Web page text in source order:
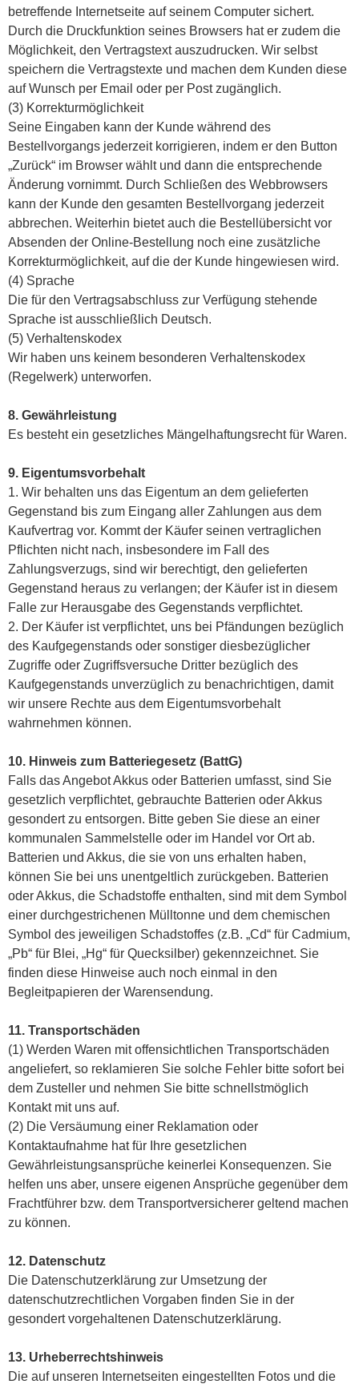
betreffende Internetseite auf seinem Computer sichert.
Durch die Druckfunktion seines Browsers hat er zudem die
Möglichkeit, den Vertragstext auszudrucken. Wir selbst
speichern die Vertragstexte und machen dem Kunden diese
auf Wunsch per Email oder per Post zugänglich.
(3) Korrekturmöglichkeit
Seine Eingaben kann der Kunde während des
Bestellvorgangs jederzeit korrigieren, indem er den Button
„Zurück“ im Browser wählt und dann die entsprechende
Änderung vornimmt. Durch Schließen des Webbrowsers
kann der Kunde den gesamten Bestellvorgang jederzeit
abbrechen. Weiterhin bietet auch die Bestellübersicht vor
Absenden der Online-Bestellung noch eine zusätzliche
Korrekturmöglichkeit, auf die der Kunde hingewiesen wird.
(4) Sprache
Die für den Vertragsabschluss zur Verfügung stehende
Sprache ist ausschließlich Deutsch.
(5) Verhaltenskodex
Wir haben uns keinem besonderen Verhaltenskodex
(Regelwerk) unterworfen.
8. Gewährleistung
Es besteht ein gesetzliches Mängelhaftungsrecht für Waren.
9. Eigentumsvorbehalt
1. Wir behalten uns das Eigentum an dem gelieferten
Gegenstand bis zum Eingang aller Zahlungen aus dem
Kaufvertrag vor. Kommt der Käufer seinen vertraglichen
Pflichten nicht nach, insbesondere im Fall des
Zahlungsverzugs, sind wir berechtigt, den gelieferten
Gegenstand heraus zu verlangen; der Käufer ist in diesem
Falle zur Herausgabe des Gegenstands verpflichtet.
2. Der Käufer ist verpflichtet, uns bei Pfändungen bezüglich
des Kaufgegenstands oder sonstiger diesbezüglicher
Zugriffe oder Zugriffsversuche Dritter bezüglich des
Kaufgegenstands unverzüglich zu benachrichtigen, damit
wir unsere Rechte aus dem Eigentumsvorbehalt
wahrnehmen können.
10. Hinweis zum Batteriegesetz (BattG)
Falls das Angebot Akkus oder Batterien umfasst, sind Sie
gesetzlich verpflichtet, gebrauchte Batterien oder Akkus
gesondert zu entsorgen. Bitte geben Sie diese an einer
kommunalen Sammelstelle oder im Handel vor Ort ab.
Batterien und Akkus, die sie von uns erhalten haben,
können Sie bei uns unentgeltlich zurückgeben. Batterien
oder Akkus, die Schadstoffe enthalten, sind mit dem Symbol
einer durchgestrichenen Mülltonne und dem chemischen
Symbol des jeweiligen Schadstoffes (z.B. „Cd“ für Cadmium,
„Pb“ für Blei, „Hg“ für Quecksilber) gekennzeichnet. Sie
finden diese Hinweise auch noch einmal in den
Begleitpapieren der Warensendung.
11. Transportschäden
(1) Werden Waren mit offensichtlichen Transportschäden
angeliefert, so reklamieren Sie solche Fehler bitte sofort bei
dem Zusteller und nehmen Sie bitte schnellstmöglich
Kontakt mit uns auf.
(2) Die Versäumung einer Reklamation oder
Kontaktaufnahme hat für Ihre gesetzlichen
Gewährleistungsansprüche keinerlei Konsequenzen. Sie
helfen uns aber, unsere eigenen Ansprüche gegenüber dem
Frachtführer bzw. dem Transportversicherer geltend machen
zu können.
12. Datenschutz
Die Datenschutzerklärung zur Umsetzung der
datenschutzrechtlichen Vorgaben finden Sie in der
gesondert vorgehaltenen Datenschutzerklärung.
13. Urheberrechtshinweis
Die auf unseren Internetseiten eingestellten Fotos und die